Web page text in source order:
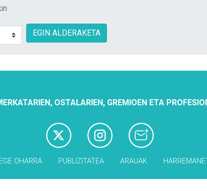
EGIN ALDERAKETA
OSTALARIEN, GREMIOEN ETA
OHARRA PUBLIZITATEA ARAUAK